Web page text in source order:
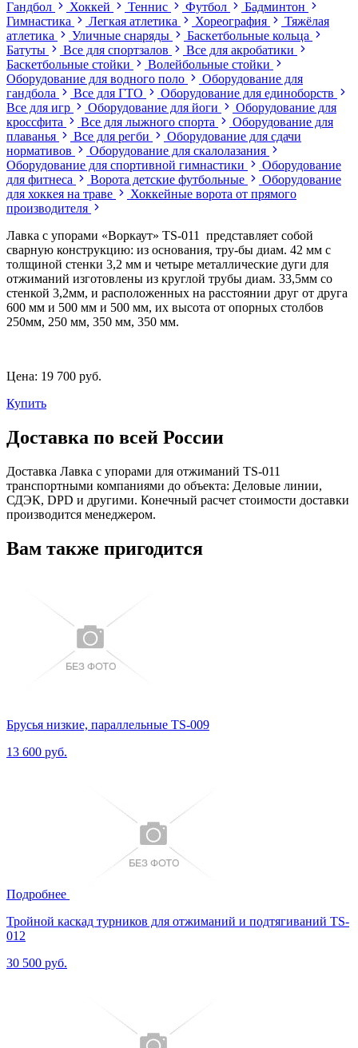
Гандбол
Хоккей Теннис Футбол
Бадминтон
Гимнастика
Легкая атлетика Хореография
Тяжёлая
атлетика
Уличные снаряды
Баскетбольные кольца
Батуты
Все для спортзалов
Все для акробатики
Баскетбольные стойки
Волейбольные стойки
Оборудование для водного поло
Оборудование для
гандбола
Все для ГТО
Оборудование для единоборств
Все для игр
Оборудование для йоги
Оборудование для
кроссфита
Все для лыжного спорта
Оборудование для
плаванья
Все для регби
Оборудование для сдачи
нормативов
Оборудование для скалолазания
Оборудование для спортивной гимнастики
Оборудование
для фитнеса
Ворота детские футбольные
Оборудование
для хоккея на траве
Хоккейные ворота от прямого
производителя
Лавка с упорами «Воркаут» TS-011 представляет собой
сварную конструкцию: из основания, тру-бы диам. 42 мм с
толщиной стенки 3,2 мм и четыре металлические дуги для
отжиманий изготовлены из круглой трубы диам. 33,5мм со
стенкой 3,2мм, и расположенных на расстоянии друг от друга
600 мм и 500 мм и 500 мм, их высота от опорных столбов
250мм, 250 мм, 350 мм, 350 мм.
Цена: 19 700 руб.
Купить
Доставка по всей России
Доставка Лавка с упорами для отжиманий TS-011
транспортными компаниями до объекта: Деловые линии,
СДЭК, DPD и другими. Конечный расчет стоимости доставки
производится менеджером.
Вам также пригодится
Брусья низкие, параллельные TS-009
13 600 руб.
Подробнее
Тройной каскад турников для отжиманий и подтягиваний TS-
012
30 500 руб.